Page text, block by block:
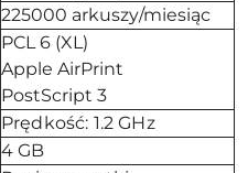
225000 arkuszy/miesiąc
PCL 6 (XL)
Apple AirPrint
PostScript 3
Prędkość: 1.2 GHz
4 GB